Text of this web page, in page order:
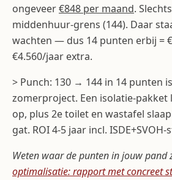
ongeveer€848 per maand.
middenhuur-grens (144). Daar
wachten — dus 14 punten erbij =
€4.560/jaar extra.
> Punch: 130 → 144 in 14 punten
zomerproject. Een isolatie-pakket
op, plus 2e toilet en wastafel
gat. ROI 4-5 jaar incl. ISDE+SVOH-
Weten waar de punten in jouw pand
optimalisatie: rapport met concreet